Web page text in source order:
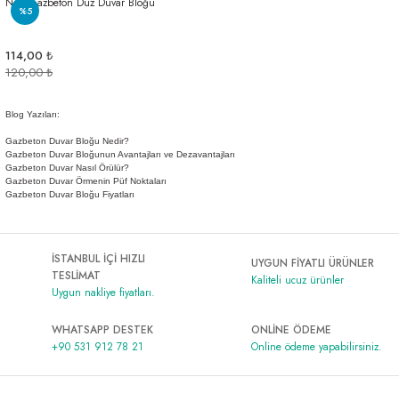
| Günlük Avlanan Deniz Ürünleri Online
%5
114,00 ₺
120,00 ₺
Blog Yazıları:
Gazbeton Duvar Bloğu Nedir?
Gazbeton Duvar Bloğunun Avantajları ve Dezavantajları
Gazbeton Duvar Nasıl Örülür?
Gazbeton Duvar Örmenin Püf Noktaları
Gazbeton Duvar Bloğu Fiyatları
İSTANBUL İÇİ HIZLI
TESLİMAT
Uygun nakliye fiyatları.
UYGUN FİYATLI ÜRÜNLER
Kaliteli ucuz ürünler
WHATSAPP DESTEK
+90 531 912 78 21
ONLİNE ÖDEME
Online ödeme yapabilirsiniz.